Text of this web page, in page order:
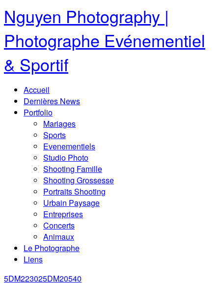
Nguyen Photography |
Photographe Evénementiel
& Sportif
Accueil
Dernières News
Portfolio
Mariages
Sports
Evenementiels
Studio Photo
Shooting Famille
Shooting Grossesse
Portraits Shooting
Urbain Paysage
Entreprises
Concerts
Animaux
Le Photographe
Liens
5DM223025DM20540